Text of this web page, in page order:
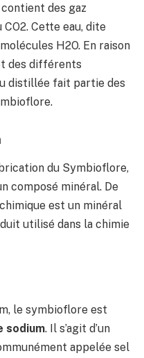
des gaz
CO2. Cette eau, dite
H2O. En raison
des différents
distillée fait partie des
du Symbioflore,
composé minéral. De
est un minéral
utilisé dans la chimie
le symbioflore est
sodium. Il s’agit d’un
appelée sel